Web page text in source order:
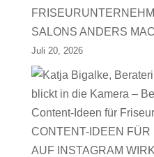
SALONS ANDERS
Juli 20, 2026
CONTENT-IDEEN
AUF INSTAGRAM